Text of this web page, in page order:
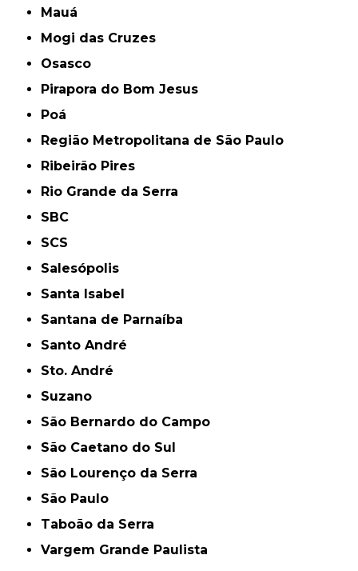
Mauá
Mogi das Cruzes
Osasco
Pirapora do Bom Jesus
Poá
Região Metropolitana de São Paulo
Ribeirão Pires
Rio Grande da Serra
SBC
SCS
Salesópolis
Santa Isabel
Santana de Parnaíba
Santo André
Sto. André
Suzano
São Bernardo do Campo
São Caetano do Sul
São Lourenço da Serra
São Paulo
Taboão da Serra
Vargem Grande Paulista